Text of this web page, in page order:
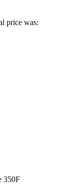
price was: